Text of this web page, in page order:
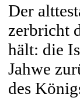
Der
zerbricht
hält: die
Jahwe
des